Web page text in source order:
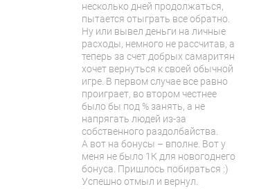
несколько дней продолжаться,
пытается отыграть все обратно.
Ну или вывел деньги на личные
расходы, немного не рассчитав, а
теперь за счет добрых самаритян
хочет вернуться к своей обычной
игре. В первом случае все равно
проиграет, во втором честнее
было бы под % занять, а не
напрягать людей из-за
собственного раздолбайства.
А вот на бонусы – вполне. Вот у
меня не было 1К для новогоднего
бонуса. Пришлось побираться :)
Успешно отмыл и вернул.